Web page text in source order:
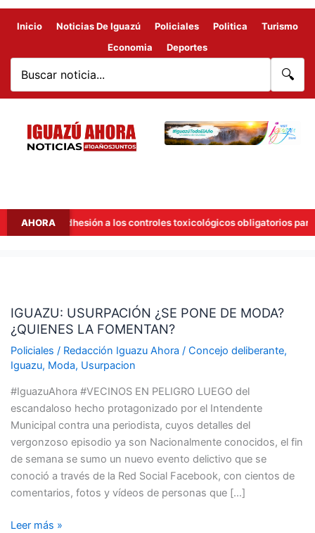
Inicio Noticias De Iguazú Policiales Politica
Turismo
Economia
Deportes
🔍
AHORA
la adhesión a los controles toxicológicos obligatorios para
IGUAZU: USURPACIÓN ¿SE PONE DE MODA?
¿QUIENES LA FOMENTAN?
Policiales / Redacción Iguazu Ahora / Concejo deliberante,
Iguazu, Moda, Usurpacion
#IguazuAhora #VECINOS EN PELIGRO LUEGO del
escandaloso hecho protagonizado por el Intendente
Municipal contra una periodista, cuyos detalles del
vergonzoso episodio ya son Nacionalmente conocidos, el fin
de semana se sumo un nuevo evento delictivo que se
conoció a través de la Red Social Facebook, con cientos de
comentarios, fotos y vídeos de personas que […]
¿SE
PONE
DE
MODA?
LA
FOMENTAN?
Leer más »